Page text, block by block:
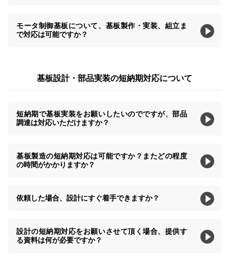
モータ制御基板について、基板製作・実装、組立ま
で対応は可能ですか？
基板設計・部品実装の短納期対応について
短納期で基板実装をお願いしたいのでですが、部品
調達は対応いただけますか？
基板製造の短納期対応は可能ですか？またどの程度
の時間がかかりますか？
依頼した場合、設計にすぐ着手できますか？
設計の短納期対応をお願いさせて頂く場合、提供す
る資料は何が必要ですか？